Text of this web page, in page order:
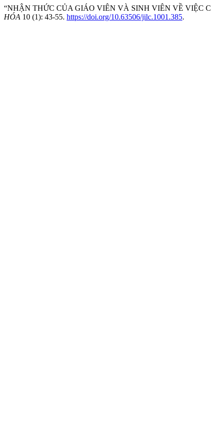
“NHẬN THỨC CỦA GIÁO VIÊN VÀ SINH VIÊN VỀ VIỆC
HÓA 10 (1): 43-55. https://doi.org/10.63506/jilc.1001.385.